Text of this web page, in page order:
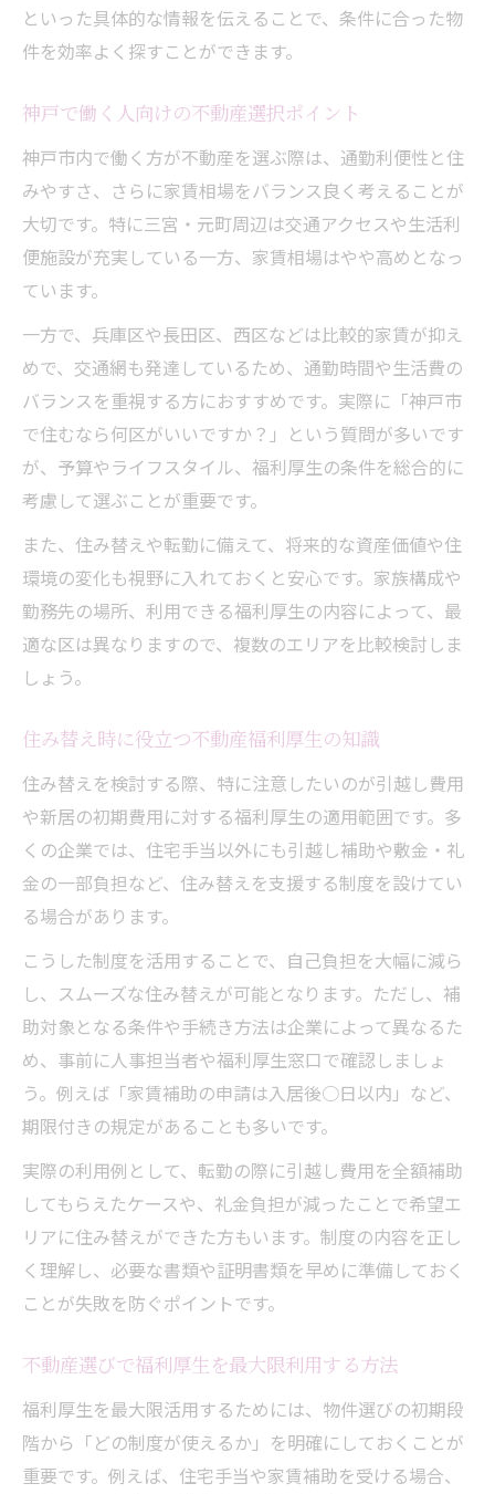
といった具体的な情報を伝えることで、条件に合った物
件を効率よく探すことができます。
神戸で働く人向けの不動産選択ポイント
神戸市内で働く方が不動産を選ぶ際は、通勤利便性と住
みやすさ、さらに家賃相場をバランス良く考えることが
大切です。特に三宮・元町周辺は交通アクセスや生活利
便施設が充実している一方、家賃相場はやや高めとなっ
ています。
一方で、兵庫区や長田区、西区などは比較的家賃が抑え
めで、交通網も発達しているため、通勤時間や生活費の
バランスを重視する方におすすめです。実際に「神戸市
で住むなら何区がいいですか？」という質問が多いです
が、予算やライフスタイル、福利厚生の条件を総合的に
考慮して選ぶことが重要です。
また、住み替えや転勤に備えて、将来的な資産価値や住
環境の変化も視野に入れておくと安心です。家族構成や
勤務先の場所、利用できる福利厚生の内容によって、最
適な区は異なりますので、複数のエリアを比較検討しま
しょう。
住み替え時に役立つ不動産福利厚生の知識
住み替えを検討する際、特に注意したいのが引越し費用
や新居の初期費用に対する福利厚生の適用範囲です。多
くの企業では、住宅手当以外にも引越し補助や敷金・礼
金の一部負担など、住み替えを支援する制度を設けてい
る場合があります。
こうした制度を活用することで、自己負担を大幅に減ら
し、スムーズな住み替えが可能となります。ただし、補
助対象となる条件や手続き方法は企業によって異なるた
め、事前に人事担当者や福利厚生窓口で確認しましょ
う。例えば「家賃補助の申請は入居後○日以内」など、
期限付きの規定があることも多いです。
実際の利用例として、転勤の際に引越し費用を全額補助
してもらえたケースや、礼金負担が減ったことで希望エ
リアに住み替えができた方もいます。制度の内容を正し
く理解し、必要な書類や証明書類を早めに準備しておく
ことが失敗を防ぐポイントです。
不動産選びで福利厚生を最大限利用する方法
福利厚生を最大限活用するためには、物件選びの初期段
階から「どの制度が使えるか」を明確にしておくことが
重要です。例えば、住宅手当や家賃補助を受ける場合、